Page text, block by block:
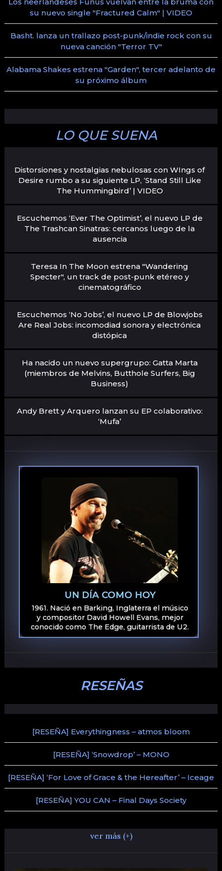
su nuevo single "Fractured Calm" | VIDEO
Basht. lanza un trallazo post-punk/indie rock con su
nueva canción "Terror TV"
Alabama Shakes estrena "Garden", tercer adelanto de
su próximo álbum
LO QUE SUENA
Distorsiones y nostalgias nebulosas con WIngs of
Desire rumbo a su siguiente LP, ‘Stand Still Like
The Hummingbird’ | VIDEO
Escuchemos ‘Ever The Optimist’, el nuevo LP de
The Trashcan Sinatras: cercanos luego de la
ausencia
Teresa In The Moon estrena "Wandering
Specter", un track de post-punk etéreo y
cinematográfico
Escuchemos ‘No Jobs’, el nuevo LP de Blowjobs
Are Real Jobs: incomodiad sonora y electrónica
distópica
Ha nacido un nuevo supergrupo: Gatta Marta
(miembros de Melvins, Butthole Surfers, Big
Business)
Andy Brett y Arquero lanzan su EP colaborativo:
‘Mufa’
UN DÍA COMO HOY
1961. Nació en Barking, Inglaterra el músico
y compositor David Howell Evans, mejor
conocido como The Edge, guitarrista de U2.
RESEÑAS
[RESEÑA] Everythingness – atmos bloom
[RESEÑA] ‘Snowdrop’ – MONO
[RESEÑA] ‘For Love of Grace & the Hereafter’ – Iceage
[RESEÑA] YOU CAN – Final Days Society
ver más (+)